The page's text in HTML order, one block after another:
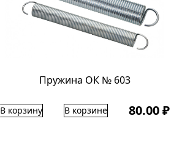
Пружина ОК № 603
В корзину В корзине 80.00 ₽